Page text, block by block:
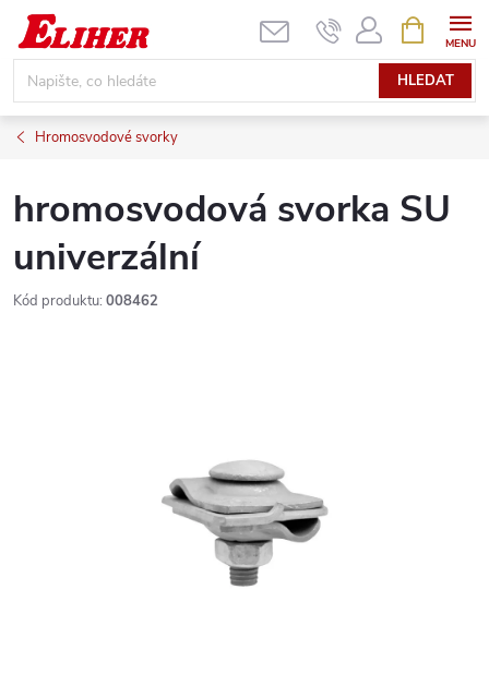
Přejít
obsah
HLEDAT
NÁKUPNÍ
KOŠÍK
Hromosvodové svorky
hromosvodová svorka SU
univerzální
Kód produktu: 008462